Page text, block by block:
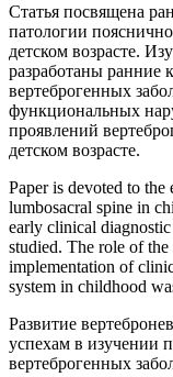
Статья посвящена
патологии
детском возрасте.
разработаны ранние
вертеброгенных
функциональных
проявлений
детском возрасте.
Paper is devoted to
lumbosacral spine in
early clinical
studied. The role of
implementation of
system in childhood
Развитие
успехам в изучении
вертеброгенных